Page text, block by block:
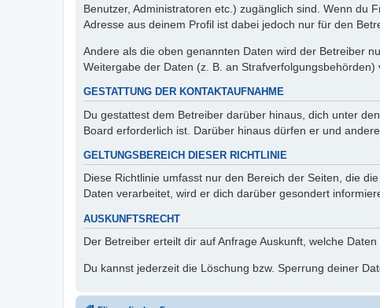
Benutzer, Administratoren etc.) zugänglich sind. Wenn du
Adresse aus deinem Profil ist dabei jedoch nur für den
Andere als die oben genannten Daten wird der Betreiber
Weitergabe der Daten (z. B. an
GESTATTUNG DER KONTAKTAUFNAHME
Du gestattest dem Betreiber darüber hinaus, dich unter
Board erforderlich ist. Darüber hinaus dürfen er und
GELTUNGSBEREICH DIESER RICHTLINIE
Diese Richtlinie umfasst nur den Bereich der Seiten, die
Daten verarbeitet, wird er dich darüber gesondert
AUSKUNFTSRECHT
Der Betreiber erteilt dir auf Anfrage Auskunft, welche
Du kannst jederzeit die Löschung bzw. Sperrung deiner